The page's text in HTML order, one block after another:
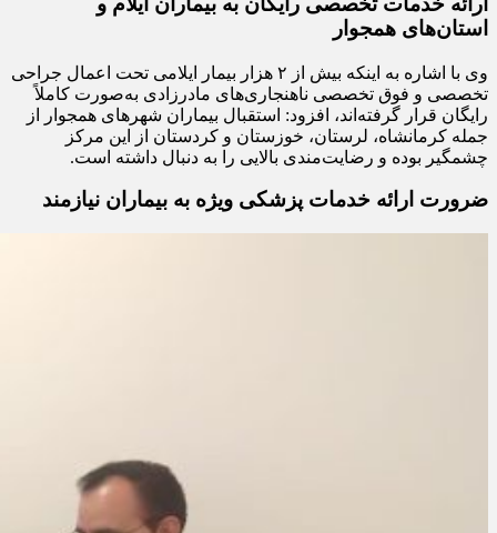
استان‌های همجوار
وی با اشاره به اینکه بیش از ۲ هزار بیمار ایلامی تحت اعمال جراحی
تخصصی و فوق تخصصی ناهنجاری‌های مادرزادی به‌صورت کاملاً
رایگان قرار گرفته‌اند، افزود: استقبال بیماران شهرهای همجوار از
جمله کرمانشاه، لرستان، خوزستان و کردستان از این مرکز
چشمگیر بوده و رضایت‌مندی بالایی را به دنبال داشته است.
ضرورت ارائه خدمات پزشکی ویژه به بیماران نیازمند